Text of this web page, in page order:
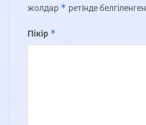
жолдар * ретінде белгіленген
Пікір *